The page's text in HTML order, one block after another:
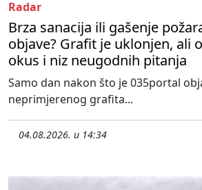
Radar
Brza sanacija ili gašenje
objave? Grafit je uklonjen, ali
okus i niz neugodnih pitanja
Samo dan nakon što je 035portal
neprimjerenog grafita...
04.08.2026. u 14:34